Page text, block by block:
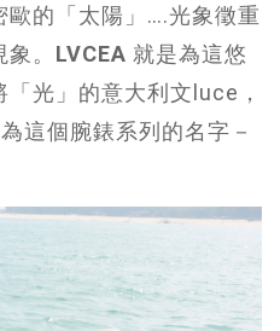
的「太陽」….光象徵重
。 LVCEA 就是為這悠
光」的意大利文luce，
這個腕錶系列的名字－